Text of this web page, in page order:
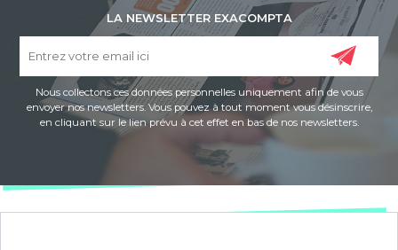
LA NEWSLETTER EXACOMPTA
Nous collectons ces données personnelles uniquement afin de vous
envoyer nos newsletters. Vous pouvez à tout moment vous désinscrire,
en cliquant sur le lien prévu à cet effet en bas de nos newsletters.